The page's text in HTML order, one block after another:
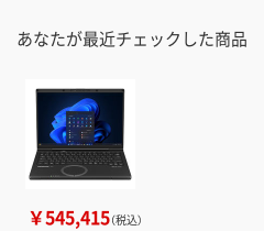
あなたが最近チェックした商品
￥545,415（税込）